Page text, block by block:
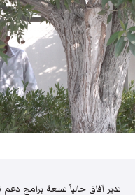
تدير آفاق حالياً تسعة برامج